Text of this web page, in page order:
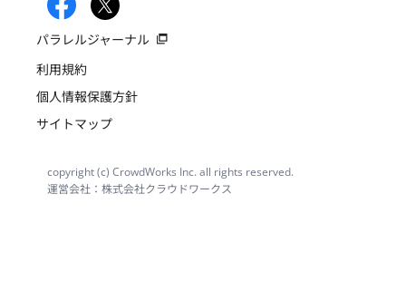
パラレルジャーナル
利用規約
個人情報保護方針
サイトマップ
copyright (c) CrowdWorks Inc. all rights reserved.
運営会社：株式会社クラウドワークス